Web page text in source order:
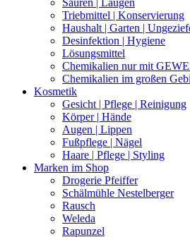
Triebmittel | Konservierung
Haushalt | Garten |
Desinfektion | Hygiene
Lösungsmittel
Chemikalien nur mit
Chemikalien im großen
Kosmetik
Gesicht | Pflege | Reinigung
Körper | Hände
Augen | Lippen
Fußpflege | Nägel
Haare | Pflege | Styling
Marken im Shop
Drogerie Pfeiffer
Schälmühle Nestelberger
Rausch
Weleda
Rapunzel